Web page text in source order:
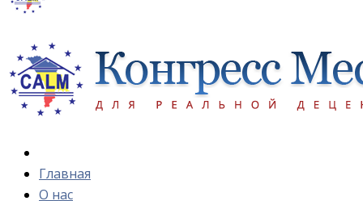
Главная
О нас